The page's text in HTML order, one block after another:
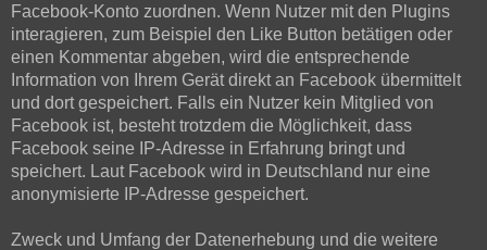
Facebook-Konto zuordnen. Wenn Nutzer mit den Plugins
interagieren, zum Beispiel den Like Button betätigen oder
einen Kommentar abgeben, wird die entsprechende
Information von Ihrem Gerät direkt an Facebook übermittelt
und dort gespeichert. Falls ein Nutzer kein Mitglied von
Facebook ist, besteht trotzdem die Möglichkeit, dass
Facebook seine IP-Adresse in Erfahrung bringt und
speichert. Laut Facebook wird in Deutschland nur eine
anonymisierte IP-Adresse gespeichert.
Zweck und Umfang der Datenerhebung und die weitere